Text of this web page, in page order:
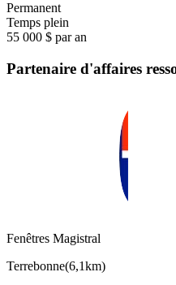
Permanent
Temps plein
55 000 $ par an
Partenaire d'affaires
Fenêtres Magistral
Terrebonne(6,1km)